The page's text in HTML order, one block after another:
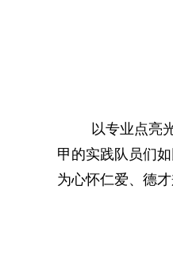
以专业点亮
甲的实践队员们
为心怀仁爱、德才